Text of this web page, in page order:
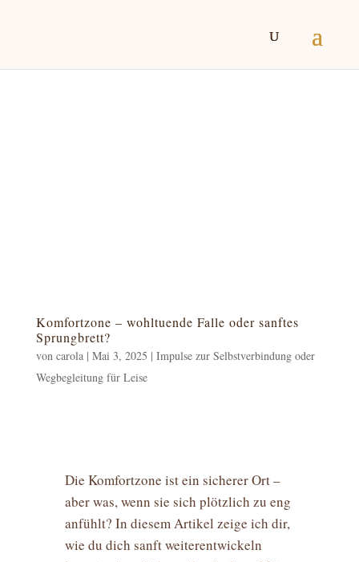
Komfortzone – wohltuende Falle oder sanftes
Sprungbrett?
von carola| Mai 3, 2025 | Impulse zur Selbstverbindung oder
Wegbegleitung für Leise
Die Komfortzone ist ein sicherer Ort –
aber was, wenn sie sich plötzlich zu eng
anfühlt? In diesem Artikel zeige ich dir,
wie du dich sanft weiterentwickeln